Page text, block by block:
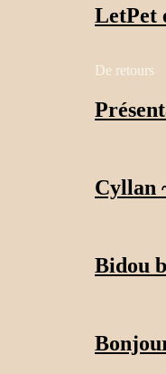
LetPet
De retours
Cyllan
Bidou